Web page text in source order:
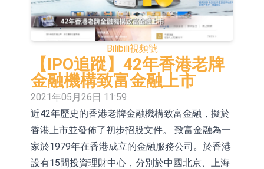
CPU與GPU構建
博騰股份(300363.CN)漲20.02%
日韓股市收盤雙雙下跌
依米康：海外交付以東南亞、中東市
場為主 並已取得歐美相關認證
上交所：財通多策略福鑫定期開放靈
活配置混合型發起式證券投資基金臨
時停牌
上交所：景順長城全球半導體芯片產
業股票型證券投資基金臨時停牌
【異動股】港股跌幅榜前十，卡森國
際(00496.HK)跌22.40%，九福來
(08611.HK)跌21.01%
【異動股】港股漲幅榜前十，拿森科
技(02261.HK)漲+75.05%，辰興發展
神火股份：新疆神火鋁水轉化率已
Bilibili視頻號
【IPO追蹤】42年香港老牌
金融機構致富金融上市
2021年05月26日 11:59
近42年歷史的香港老牌金融機構致富金融，擬於
香港上市並發佈了初步招股文件。 致富金融為一
家於1979年在香港成立的金融服務公司。於香港
設有15間投資理財中心，分別於中國北京、上海